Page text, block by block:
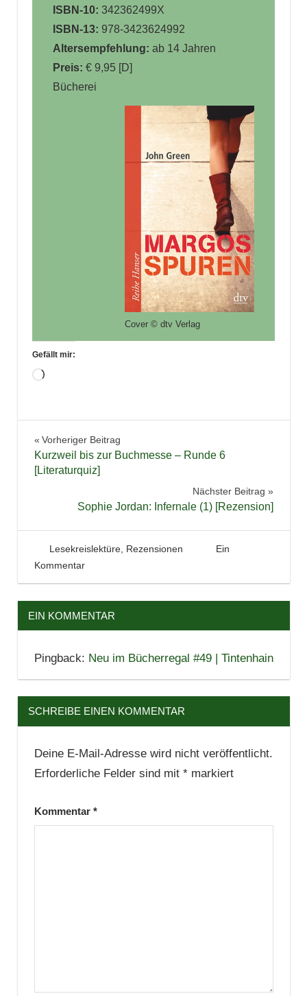
ISBN-10: 342362499X
ISBN-13: 978-3423624992
Altersempfehlung: ab 14 Jahren
Preis: € 9,95 [D]
Bücherei
Cover © dtv Verlag
Gefällt mir:
Wird
Bücher
Jugendbuch
Rezension
Beitragsnavigation
Vorheriger Beitrag
Kurzweil bis zur Buchmesse – Runde 6
[Literaturquiz]
Nächster Beitrag
Sophie Jordan: Infernale (1) [Rezension]
11. Februar 2016
Tintenhain
Lesekreislektüre Rezensionen
Ein
Kommentar
EIN KOMMENTAR
Pingback: Neu im Bücherregal #49 | Tintenhain
SCHREIBE EINEN KOMMENTAR
Deine E-Mail-Adresse wird nicht veröffentlicht.
Erforderliche Felder sind mit *markiert
Kommentar *